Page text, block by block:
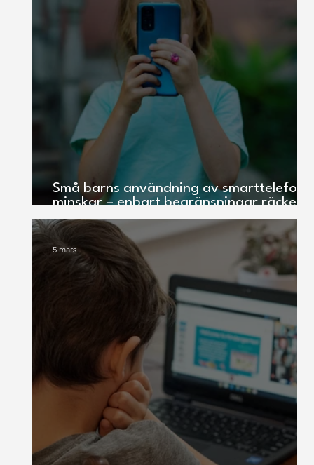
Små barns användning av
minskar – enbart begränsningar räcker
ändå inte
5 mars